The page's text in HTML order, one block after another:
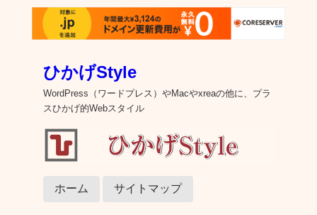
ひかげStyle
WordPress（ワードプレス）やMacやxreaの他に、プラ
スひかげ的Webスタイル
ホーム サイトマップ